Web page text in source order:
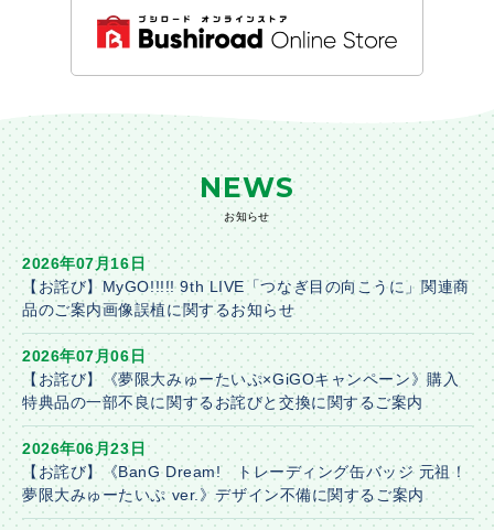
NEWS
お知らせ
2026年07月16日
【お詫び】MyGO!!!!! 9th LIVE「つなぎ目の向こうに」関連商
品のご案内画像誤植に関するお知らせ
2026年07月06日
【お詫び】《夢限大みゅーたいぷ×GiGOキャンペーン》購入
特典品の一部不良に関するお詫びと交換に関するご案内
2026年06月23日
【お詫び】《BanG Dream! トレーディング缶バッジ 元祖！
夢限大みゅーたいぷ ver.》デザイン不備に関するご案内